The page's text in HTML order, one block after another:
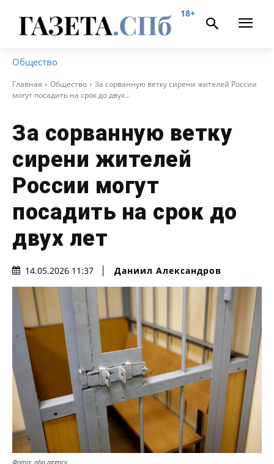
18+
Общество
Главная Общество
За сорванную ветку сирени жителей России
могут посадить на срок до двух...
За сорванную ветку
сирени жителей
России могут
посадить на срок до
двух лет
14.05.2026 11:37 Даниил Александров
Фото: abn.agency